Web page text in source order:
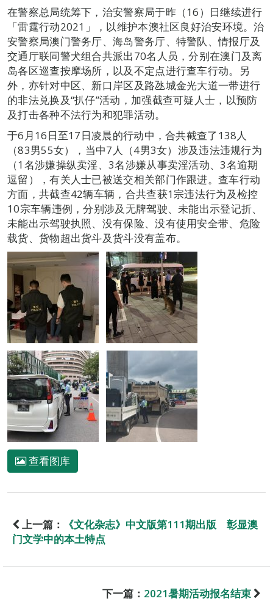
在警察总局统筹下，治安警察局于昨（16）日继续进行
「雷霆行动2021」，以维护本澳社区良好治安环境。治
安警察局澳门警务厅、海岛警务厅、特警队、情报厅及
交通厅联同警犬组合共派出70名人员，分别在澳门及离
岛各区巡查按摩场所，以及不定点进行查车行动。另
外，亦针对中区、新口岸区及路氹城金光大道一带进行
的非法兑换及“扒仔”活动，加强截查可疑人士，以预防
及打击各种不法行为和犯罪活动。
于6月16日至17日凌晨的行动中，合共截查了138人
（83男55女），当中7人（4男3女）涉及违法违规行为
（1名涉嫌操纵卖淫、3名涉嫌从事卖淫活动、3名逾期
逗留），有关人士已被送交相关部门作跟进。查车行动
方面，共截查42辆车辆，合共查获1宗违法行为及检控
10宗车辆违例，分别涉及无牌驾驶、未能出示登记折、
未能出示驾驶执照、没有保险、没有使用安全带、危险
载货、货物超出货斗及货斗没有盖布。
查看图库
上一篇：
《文化杂志》中文版第111期出版 彰显澳
门文学中的本土特点
下一篇： 2021暑期活动报名结束